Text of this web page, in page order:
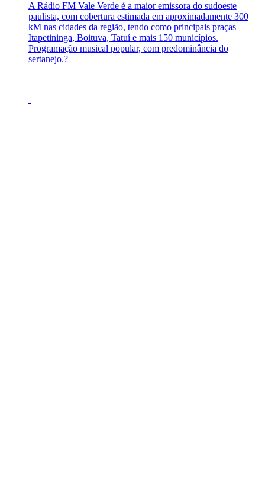
A Rádio FM Vale Verde é a maior emissora do sudoeste
paulista, com cobertura estimada em aproximadamente 300
kM nas cidades da região, tendo como principais praças
Itapetininga, Boituva, Tatuí e mais 150 municípios.
Programação musical popular, com predominância do
sertanejo.?